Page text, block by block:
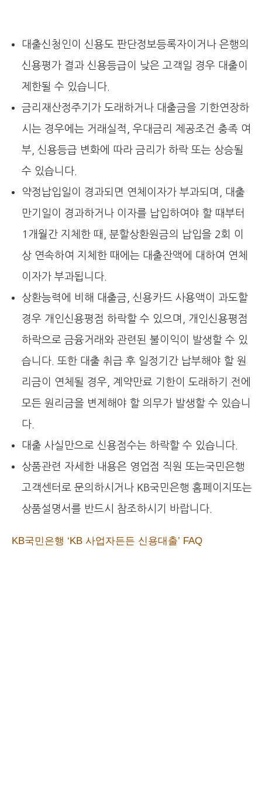
대출신청인이 신용도 판단정보등록자이거나 은행의
신용평가 결과 신용등급이 낮은 고객일 경우 대출이
제한될 수 있습니다.
금리재산정주기가 도래하거나 대출금을 기한연장하
시는 경우에는 거래실적, 우대금리 제공조건 충족 여
부, 신용등급 변화에 따라 금리가 하락 또는 상승될
수 있습니다.
약정납입일이 경과되면 연체이자가 부과되며, 대출
만기일이 경과하거나 이자를 납입하여야 할 때부터
1개월간 지체한 때, 분할상환원금의 납입을 2회 이
상 연속하여 지체한 때에는 대출잔액에 대하여 연체
이자가 부과됩니다.
상환능력에 비해 대출금, 신용카드 사용액이 과도할
경우 개인신용평점 하락할 수 있으며, 개인신용평점
하락으로 금융거래와 관련된 불이익이 발생할 수 있
습니다. 또한 대출 취급 후 일정기간 납부해야 할 원
리금이 연체될 경우, 계약만료 기한이 도래하기 전에
모든 원리금을 변제해야 할 의무가 발생할 수 있습니
다.
대출 사실만으로 신용점수는 하락할 수 있습니다.
상품관련 자세한 내용은 영업점 직원 또는국민은행
고객센터로 문의하시거나 KB국민은행 홈페이지또는
상품설명서를 반드시 참조하시기 바랍니다.
KB국민은행 ‘KB 사업자든든 신용대출’ FAQ